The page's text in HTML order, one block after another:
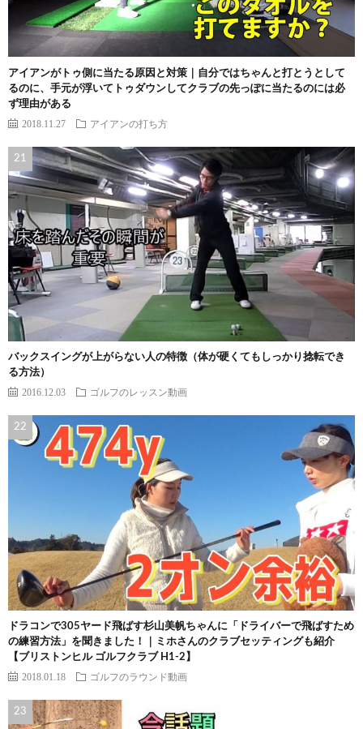
アイアンがトゥ側に当たる原因と対策｜自分ではちゃんと打とうとして
るのに、手元が浮いてトゥダウンしてクラブの先っぽに当たるのには必
ず理由がある
2018.11.27 アイアンの打ち方
バックスイングが上がらない人の特徴（体が硬くてもしっかり捻転でき
る方法）
2016.12.03 ゴルフのレッスン動画
ドラコンで305ヤード飛ばす杉山美帆ちゃんに「ドライバーで飛ばすため
の練習方法」を聞きました！｜ミホさんのクラブセッティングも紹介
【ブリストンヒル ゴルフクラブ H1-2】
2018.01.18 ゴルフのラウンド動画